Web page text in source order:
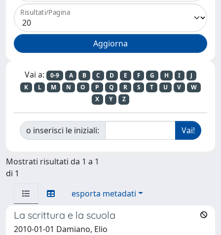
Risultati/Pagina
Vai a: 0-9 A B C D E F G H I
J
K
L M N O P Q R S T U V
W
X
Y Z
o inserisci le iniziali:
Mostrati risultati da 1 a 1
di 1
esporta metadati
La scrittura e la scuola
2010-01-01 Damiano, Elio